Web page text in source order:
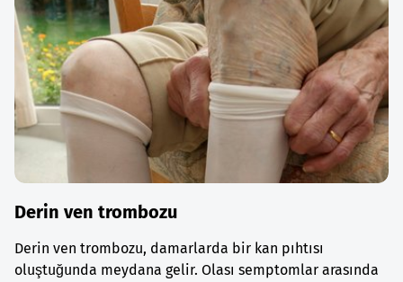
Derin ven trombozu
Derin ven trombozu, damarlarda bir kan pıhtısı
oluştuğunda meydana gelir. Olası semptomlar arasında